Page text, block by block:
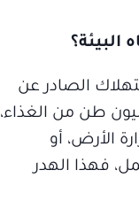
البيئة؟
الصادر عن
في الدولة، ووجدت أن كمية الطعام المهدرة سنوياً، تساوي أكثر من 3.3 مليون طن من الغذاء،
الأرض، أو
فهذا الهدر